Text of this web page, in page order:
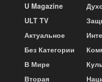
U Magazine
ULT TV
Актуальное
Без Категории
В Мире
Вторая